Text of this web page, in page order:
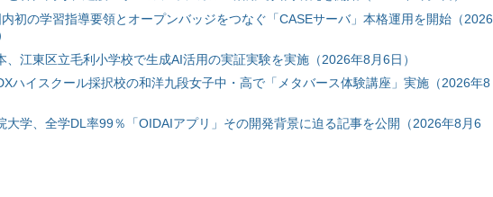
初の学習指導要領とオープンバッジをつなぐ「CASEサーバ」本格運用を開始（2026
、江東区立毛利小学校で生成AI活用の実証実験を実施（2026年8月6日）
ハイスクール採択校の和洋九段女子中・高で「メタバース体験講座」実施（2026年8
大学、全学DL率99％「OIDAIアプリ」その開発背景に迫る記事を公開（2026年8月6